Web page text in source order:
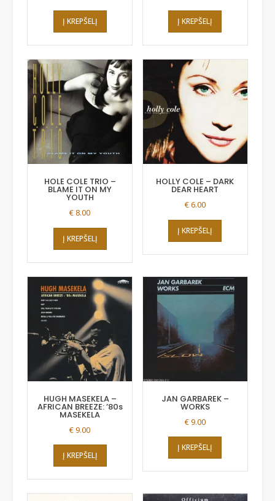
Į KREPŠELĮ Į KREPŠELĮ
HOLE COLE TRIO –
BLAME IT ON MY
YOUTH
€ 8.00
Į KREPŠELĮ
HOLLY COLE ‎– DARK
DEAR HEART
€6.00
Į KREPŠELĮ
HUGH MASEKELA –
AFRICAN BREEZE: ’80s
MASEKELA
€9.00
Į KREPŠELĮ
JAN GARBAREK –
WORKS
€9.00
Į KREPŠELĮ